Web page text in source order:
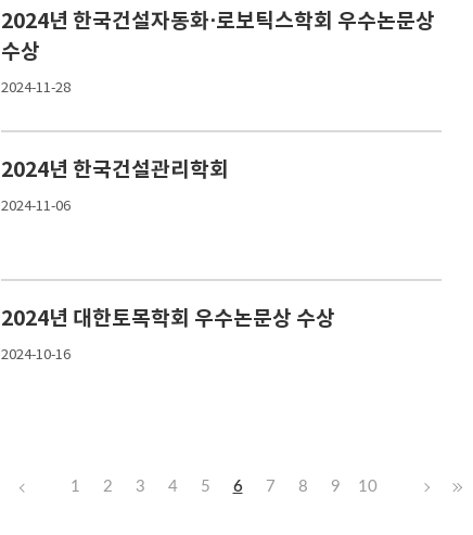
2024년 한국건설자동화⋅로보틱스학회 우수논문상
수상
2024-11-28
2024년 한국건설관리학회
2024-11-06
2024년 대한토목학회 우수논문상 수상
2024-10-16
1 2 3 4 5 6 7 8 9 10